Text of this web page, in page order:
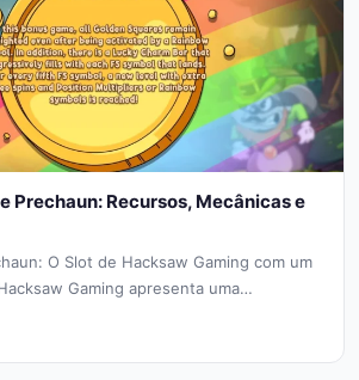
Prechaun: Recursos, Mecânicas e
O Slot de Hacksaw Gaming com um
Gaming apresenta uma